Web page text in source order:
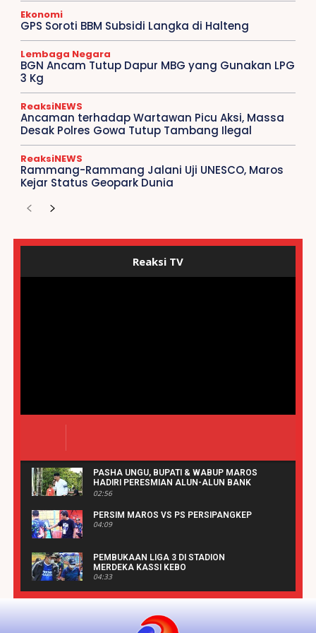
Ekonomi
GPS Soroti BBM Subsidi Langka di Halteng
Lembaga Negara
BGN Ancam Tutup Dapur MBG yang Gunakan LPG
3 Kg
ReaksiNEWS
Ancaman terhadap Wartawan Picu Aksi, Massa
Desak Polres Gowa Tutup Tambang Ilegal
ReaksiNEWS
Rammang-Rammang Jalani Uji UNESCO, Maros
Kejar Status Geopark Dunia
Reaksi TV
PASHA UNGU, BUPATI & WABUP MAROS
HADIRI PERESMIAN ALUN-ALUN BANK
SULSELBAR MAROS | REAKSIPRESS.COM
02:56
PERSIM MAROS VS PS PERSIPANGKEP
04:09
PEMBUKAAN LIGA 3 DI STADION
MERDEKA KASSI KEBO
04:33
MAUDU ADA' PART 3 PENERIMAAN